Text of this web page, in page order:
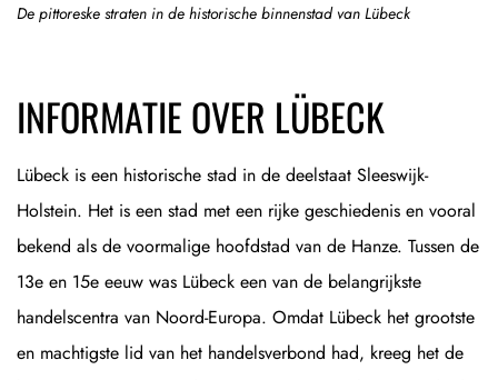
De pittoreske straten in de historische binnenstad van Lübeck
INFORMATIE OVER LÜBECK
Lübeck is een historische stad in de deelstaat Sleeswijk-
Holstein. Het is een stad met een rijke geschiedenis en vooral
bekend als de voormalige hoofdstad van de Hanze. Tussen de
13e en 15e eeuw was Lübeck een van de belangrijkste
handelscentra van Noord-Europa. Omdat Lübeck het grootste
en machtigste lid van het handelsverbond had, kreeg het de